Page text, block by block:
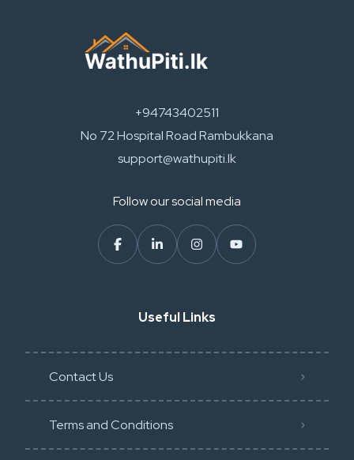
+94743402511
No 72 Hospital Road Rambukkana
support@wathupiti.lk
Follow our social media
Useful Links
Contact Us
Terms and Conditions